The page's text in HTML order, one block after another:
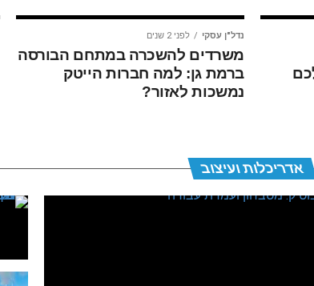
נדל"ן עסקי לפני 2 שנים
משרדים להשכרה במתחם הבורסה
ברמת גן: למה חברות הייטק
נמשכות לאזור?
אדריכלות ועיצוב